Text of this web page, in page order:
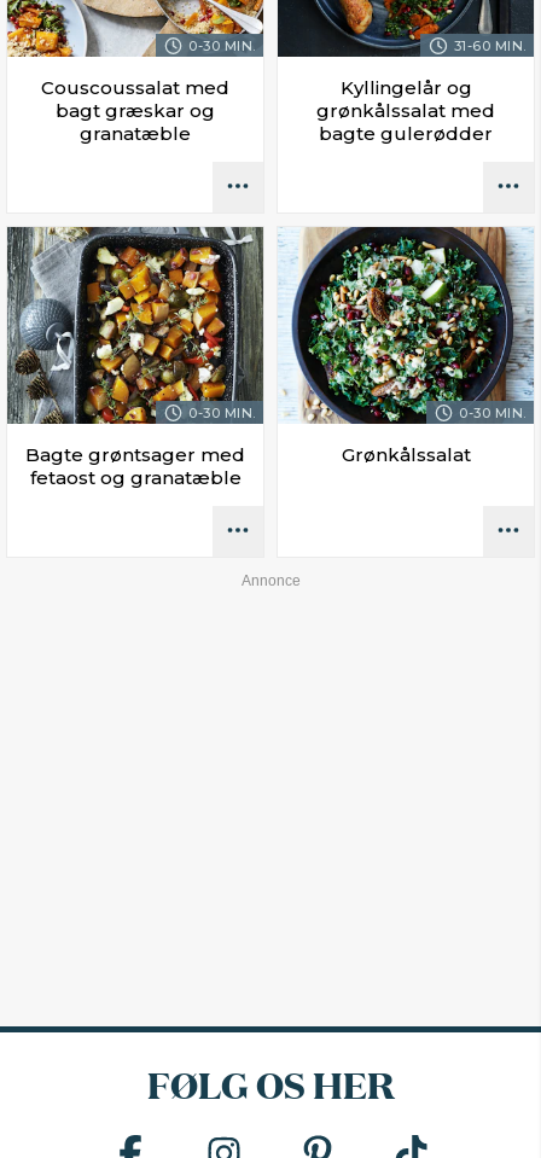
0-30 MIN.
Couscoussalat med
bagt græskar og
granatæble
31-60 MIN.
Kyllingelår og
grønkålssalat med
bagte gulerødder
0-30 MIN.
Bagte grøntsager med
fetaost og granatæble
0-30 MIN.
Grønkålssalat
FØLG OS HER